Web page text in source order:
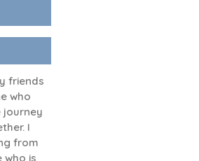
friends
who
journey
I
from
who is